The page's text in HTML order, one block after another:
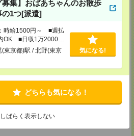
募集】おばあちゃんのお散歩
の1つ[派遣]
時給1500円～ ■週払
OK ■日収1万2000円
(東京都)駅 / 北野(東京
気になる!
どちらも気になる！
しばらく表示しない
大宮区桜木町 1-10-16 シーノ大宮ノース
町167 高崎第一生命ビルディング11Ｆ